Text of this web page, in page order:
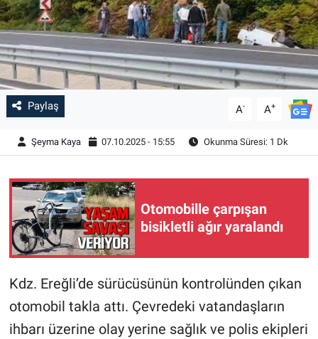
Paylaş A- A+
Şeyma Kaya 07.10.2025 - 15:55 Okunma Süresi: 1 Dk
Otomobille çarpışan
bisikletli ağır yaralandı
Kdz. Ereğli’de sürücüsünün kontrolünden çıkan
otomobil takla attı. Çevredeki vatandaşların
ihbarı üzerine olay yerine sağlık ve polis ekipleri